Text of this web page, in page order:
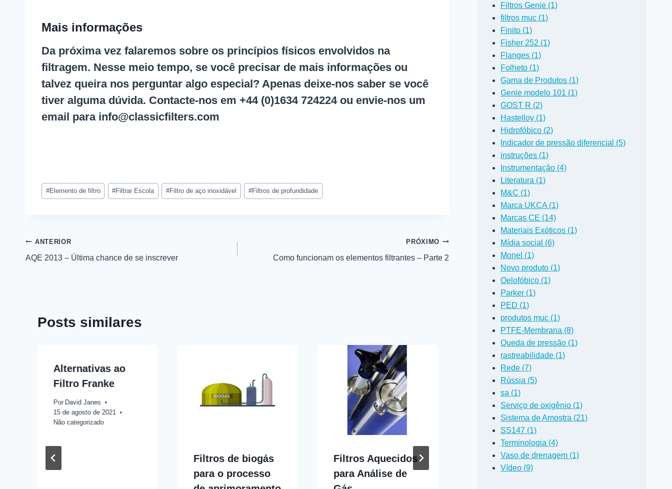
Mais informações
Da próxima vez falaremos sobre os princípios físicos envolvidos na
filtragem. Nesse meio tempo, se você precisar de mais informações ou
talvez queira nos perguntar algo especial? Apenas deixe-nos saber se você
tiver alguma dúvida. Contacte-nos em +44 (0)1634 724224 ou envie-nos um
email para info@classicfilters.com
Etiquetas
postais:
#Elemento de filtro #Filtrar Escola #Filtro de aço inoxidável #Filtros de profundidade
Navegação
de
ANTERIOR
AQE 2013 – Última chance de se inscrever
PRÓXIMO
Como funcionam os elementos filtrantes – Parte 2
Posts similares
Alternativas ao
Filtro Franke
Por David Janes
15 de agosto de 2021
Não categorizado
Filtros de biogás
para o processo
Filtros Aquecidos
para Análise de
Três novos
centros de
Filtros Genie (1)
filtros muc (1)
Finito (1)
Fisher 252 (1)
Flanges (1)
Folheto (1)
Gama de Produtos (1)
Genie modelo 101 (1)
GOST R (2)
Hastelloy (1)
Hidrofóbico (2)
Indicador de pressão diferencial (5)
instruções (1)
Instrumentação (4)
Literatura (1)
M&C (1)
Marca UKCA (1)
Marcas CE (14)
Materiais Exóticos (1)
Mídia social (6)
Monel (1)
Novo produto (1)
Oelofóbico (1)
Parker (1)
PED (1)
produtos muc (1)
PTFE-Membrana (8)
Queda de pressão (1)
rastreabilidade (1)
Rede (7)
Rússia (5)
sa (1)
Serviço de oxigênio (1)
Sistema de Amostra (21)
SS147 (1)
Terminologia (4)
Vaso de drenagem (1)
Vídeo (9)